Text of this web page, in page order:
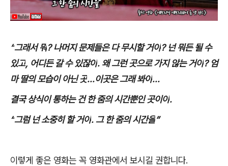
“그래서 뭐?나머지 문제들은 다 무시할 거야? 넌 뭐든 될 수
있고, 어디든 갈 수 있잖아. 왜 그런 곳으로 가지 않는 거야? 엄
마 딸의 모습이 아닌 곳...이곳은 그래 봐야...
결국 상식이 통하는 건 한 줌의 시간뿐인 곳이야.
“그럼 넌 소중히 할 거야. 그 한 줌의 시간을”
이렇게 좋은 영화는 꼭 영화관에서 보시길 권합니다.